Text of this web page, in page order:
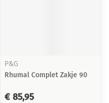
P&G
Rhumal Complet Zakje 90
€ 85,95